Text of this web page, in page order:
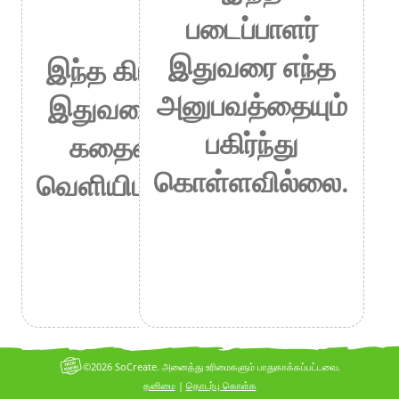
இந்த கிரியேட்டர்
இதுவரை எந்தக்
கதையையும்
வெளியிடவில்லை.
படைப்பாளர்
இதுவரை எந்த
அனுபவத்தையும்
பகிர்ந்து
கொள்ளவில்லை.
தனிமை| தொடர்பு கொள்க
©2026 SoCreate. அனைத்து உரிமைகளும் பாதுகாக்கப்பட்டவை.